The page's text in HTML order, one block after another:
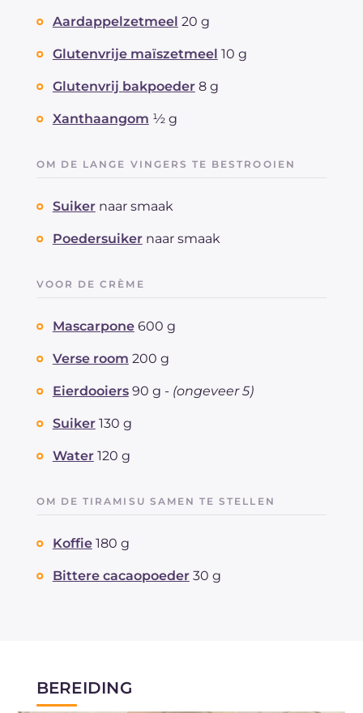
Aardappelzetmeel 20 g
Glutenvrije maïszetmeel 10 g
Glutenvrij bakpoeder 8 g
Xanthaangom ½ g
OM DE LANGE VINGERS TE BESTROOIEN
Suiker naar smaak
Poedersuiker naar smaak
VOOR DE CRÈME
Mascarpone 600 g
Verse room 200 g
Eierdooiers 90 g - (ongeveer 5)
Suiker 130 g
Water 120 g
OM DE TIRAMISU SAMEN TE STELLEN
Koffie 180 g
Bittere cacaopoeder 30 g
BEREIDING